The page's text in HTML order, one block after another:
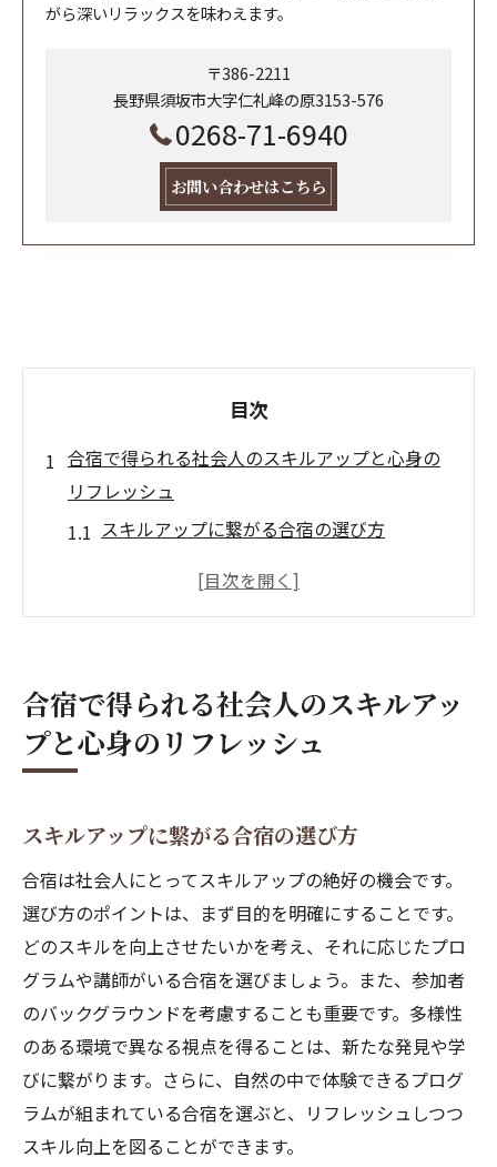
がら深いリラックスを味わえます。
〒386-2211
長野県須坂市大字仁礼峰の原3153-576
0268-71-6940
お問い合わせはこちら
目次
合宿で得られる社会人のスキルアップと心身の
リフレッシュ
スキルアップに繋がる合宿の選び方
合宿でのチームビルディング体験
合宿を通じたメンタルヘルスの向上
自然の中で合宿する社会人のための心のリセッ
自然環境がもたらすリラックス効果
自然体験を通じたセルフケアの方法
合宿中に実践すべき瞑想とリラクゼーショ
ン
自然の中で得られる新たな発見とインスピ
レーション
心の健康を保つための自然環境の活用法
合宿体験が社会人の日常に与える新たな活力の
秘訣
合宿で得られる社会人のスキルアッ
プと心身のリフレッシュ
スキルアップに繋がる合宿の選び方
合宿は社会人にとってスキルアップの絶好の機会です。
選び方のポイントは、まず目的を明確にすることです。
どのスキルを向上させたいかを考え、それに応じたプロ
グラムや講師がいる合宿を選びましょう。また、参加者
のバックグラウンドを考慮することも重要です。多様性
のある環境で異なる視点を得ることは、新たな発見や学
びに繋がります。さらに、自然の中で体験できるプログ
ラムが組まれている合宿を選ぶと、リフレッシュしつつ
スキル向上を図ることができます。